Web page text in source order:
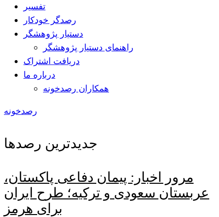
تفسیر
رصدگر خودکار
دستیار پژوهشگر
راهنمای دستیار پژوهشگر
دریافت اشتراک
درباره ما
همکاران رصدخونه
رصدخونه
جدیدترین رصدها
مرور اخبار: پیمان دفاعی پاکستان،
عربستان سعودی و ترکیه؛ طرح ایران
برای هرمز